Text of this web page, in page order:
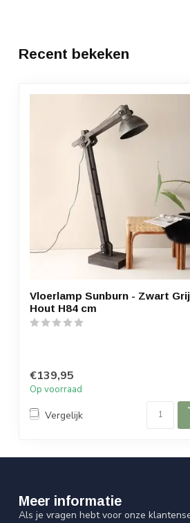
Recent bekeken
Vloerlamp Sunburn - Zwart
Hout H84 cm
€139,95
Op voorraad
Vergelijk
Meer informatie
Als je vragen hebt voor onze